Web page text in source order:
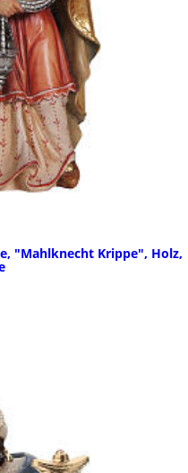
"Mahlknecht Krippe", Holz,